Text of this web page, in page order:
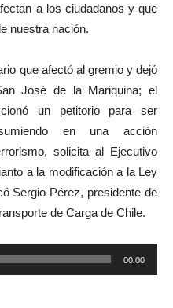
a los ciudadanos y que
nuestra nación.
que afectó al gremio y dejó
José de la Mariquina; el
un petitorio para ser
en una acción
solicita al Ejecutivo
a la modificación a la Ley
Sergio Pérez, presidente de
de Carga de Chile.
00:00